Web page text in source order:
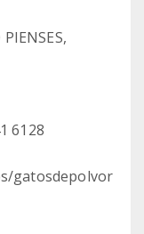
6128
gatosdepolvor